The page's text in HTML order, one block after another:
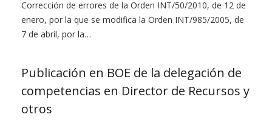
Corrección de errores de la Orden INT/50/2010, de 12 de
enero, por la que se modifica la Orden INT/985/2005, de
7 de abril, por la…
Publicación en BOE de la delegación de
competencias en Director de Recursos y
otros